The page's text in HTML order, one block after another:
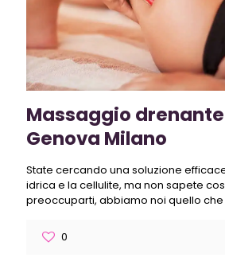
Massaggio
Genova Milano
State cercando una soluzione
idrica e la cellulite, ma non sapete
preoccuparti, abbiamo noi quello
0